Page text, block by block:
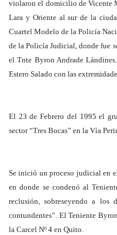
violaron el domicilio de Vicente
Lara y Oriente al sur de la
Cuartel Modelo de la Policía
de la Policía Judicial, donde fue
el Tnte Byron Andrade
Estero Salado con las
El 23 de Febrero del 1995 el
sector “Tres Bocas” en la Vía
Se inició un proceso judicial en
en donde se condenó al
reclusión, sobreseyendo a los
contundentes”. El Teniente
la Carcel Nº 4 en Quito.